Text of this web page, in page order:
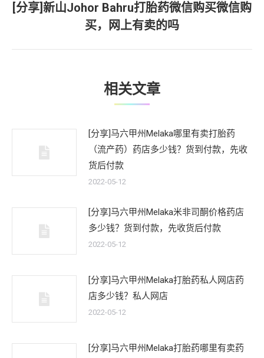
下
一
文
[分享]新山Johor Bahru打胎药微信购买微信购
买，网上有卖的吗
相关文章
[分享]马六甲州Melaka哪里有卖打胎药
（流产药）药店多少钱？货到付款，先收
货后付款
2022-05-12
[分享]马六甲州Melaka米非司酮价格药店
多少钱？货到付款，先收货后付款
2022-05-12
[分享]马六甲州Melaka打胎药私人网店药
店多少钱？私人网店
2022-05-12
[分享]马六甲州Melaka打胎药哪里有卖药